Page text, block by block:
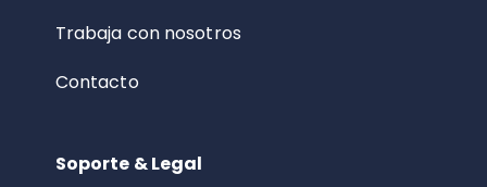
Trabaja con nosotros
Contacto
Soporte & Legal